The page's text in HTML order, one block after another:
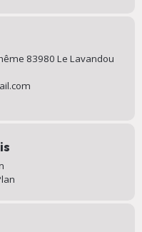
83980 Le Lavandou